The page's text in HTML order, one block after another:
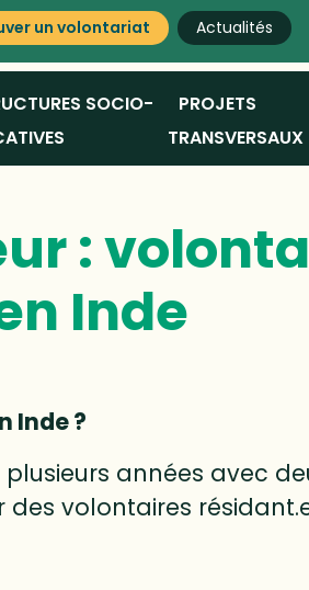
un volontariat Actualités
SOCIO-
PROJETS
TRANSVERSAUX
:
Inde
Inde ?
années avec
des volontaires